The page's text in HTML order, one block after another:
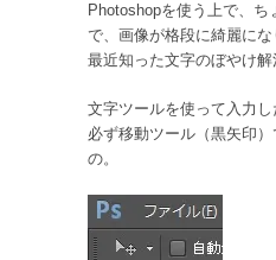
Photoshopを使う上で、
で、画像が格段に綺麗にな
最近知った文字のぼやけ解
文字ツールを使って入力し
必ず移動ツール（黒矢印
の。